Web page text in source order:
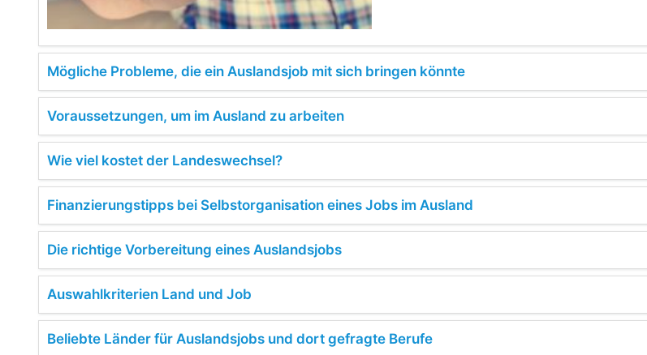
Mögliche Probleme, die ein Auslandsjob mit sich bringen könnte
Voraussetzungen, um im Ausland zu arbeiten
Wie viel kostet der Landeswechsel?
Finanzierungstipps bei Selbstorganisation eines Jobs im Ausland
Die richtige Vorbereitung eines Auslandsjobs
Auswahlkriterien Land und Job
Beliebte Länder für Auslandsjobs und dort gefragte Berufe